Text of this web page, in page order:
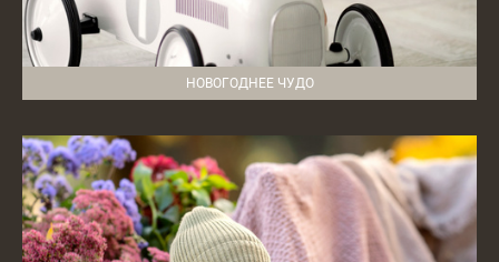
НОВОГОДНЕЕ ЧУДО